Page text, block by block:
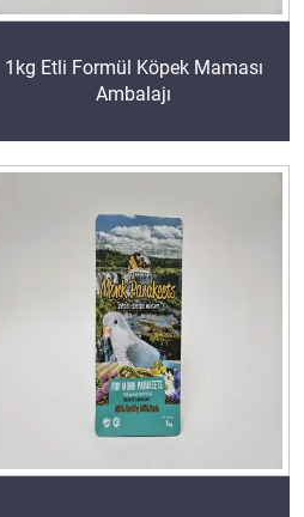
1kg Etli Formül Köpek Maması
Ambalajı